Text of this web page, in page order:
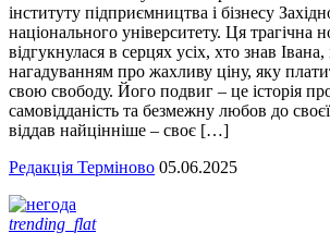
інституту підприємництва і бізнесу
національного університету. Ця трагічна
відгукнулася в серцях усіх, хто знав
нагадуванням про жахливу ціну, яку
свою свободу. Його подвиг – це історія
самовідданість та безмежну любов до
віддав найцінніше – своє […]
Редакція Терміново 05.06.2025
trending_flat